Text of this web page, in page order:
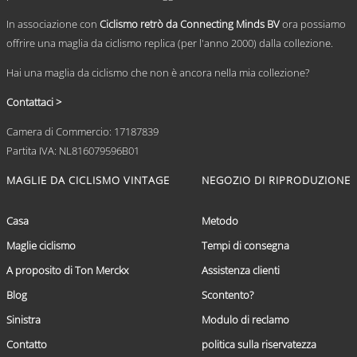
In associazione con Ciclismo retrò da Connecting Minds BVora possiamo
offrire una maglia da ciclismo replica (per l'anno 2000) dalla collezione.
Hai una maglia da ciclismo che non è ancora nella mia collezione?
Contattaci >
Camera di Commercio: 17187839
Partita IVA: NL816079596B01
MAGLIE DA CICLISMO VINTAGE
Casa
Maglie ciclismo
A proposito di Ton Merckx
Blog
Sinistra
Contatto
NEGOZIO DI RIPRODUZIONE
Metodo
Tempi di consegna
Assistenza clienti
Scontento?
Modulo di reclamo
politica sulla riservatezza